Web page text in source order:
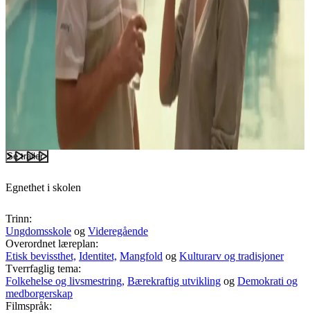
Se trailer
Egnethet i skolen
Trinn:
Ungdomsskole og Videregående
Overordnet læreplan:
Etisk bevissthet, Identitet, Mangfold og Kulturarv og tradisjoner
Tverrfaglig tema:
Folkehelse og livsmestring, Bærekraftig utvikling og Demokrati og
medborgerskap
Filmspråk: